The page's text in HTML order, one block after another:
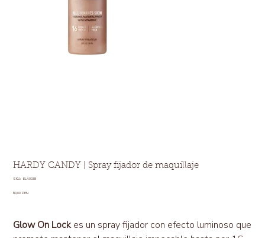
HARDY CANDY | Spray fijador de maquillaje
SKU: SKU
ELA0038
Precio
80,00 PEN
Glow On Lockes un spray fijador con efecto luminoso que